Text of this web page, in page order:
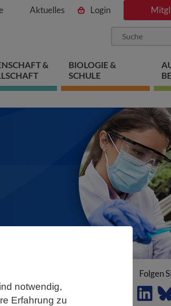
notwendig,
Erfahrung zu
springen
springen
springen
Aktuelles Login
&
BIOLOGIE &
SCHULE
Folgen